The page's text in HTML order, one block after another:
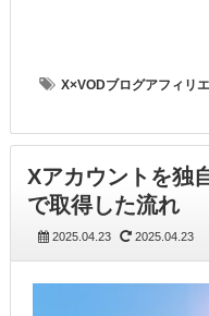
X×VODブログアフィリ
Xアカウントを独
で取得した流れ
2025.04.23 2025.04.23